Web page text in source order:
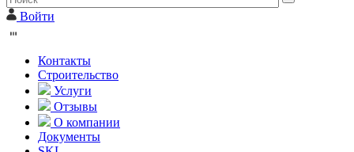
Войти
Контакты
Строительство
Услуги
Отзывы
О компании
Документы